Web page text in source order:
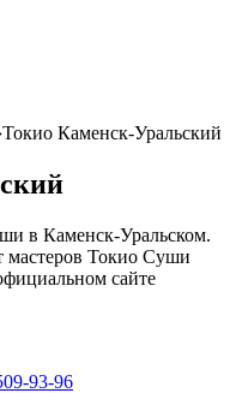
Токио Каменск-Уральский
в Каменск-Уральском.
мастеров Токио Суши
сайте
93-96